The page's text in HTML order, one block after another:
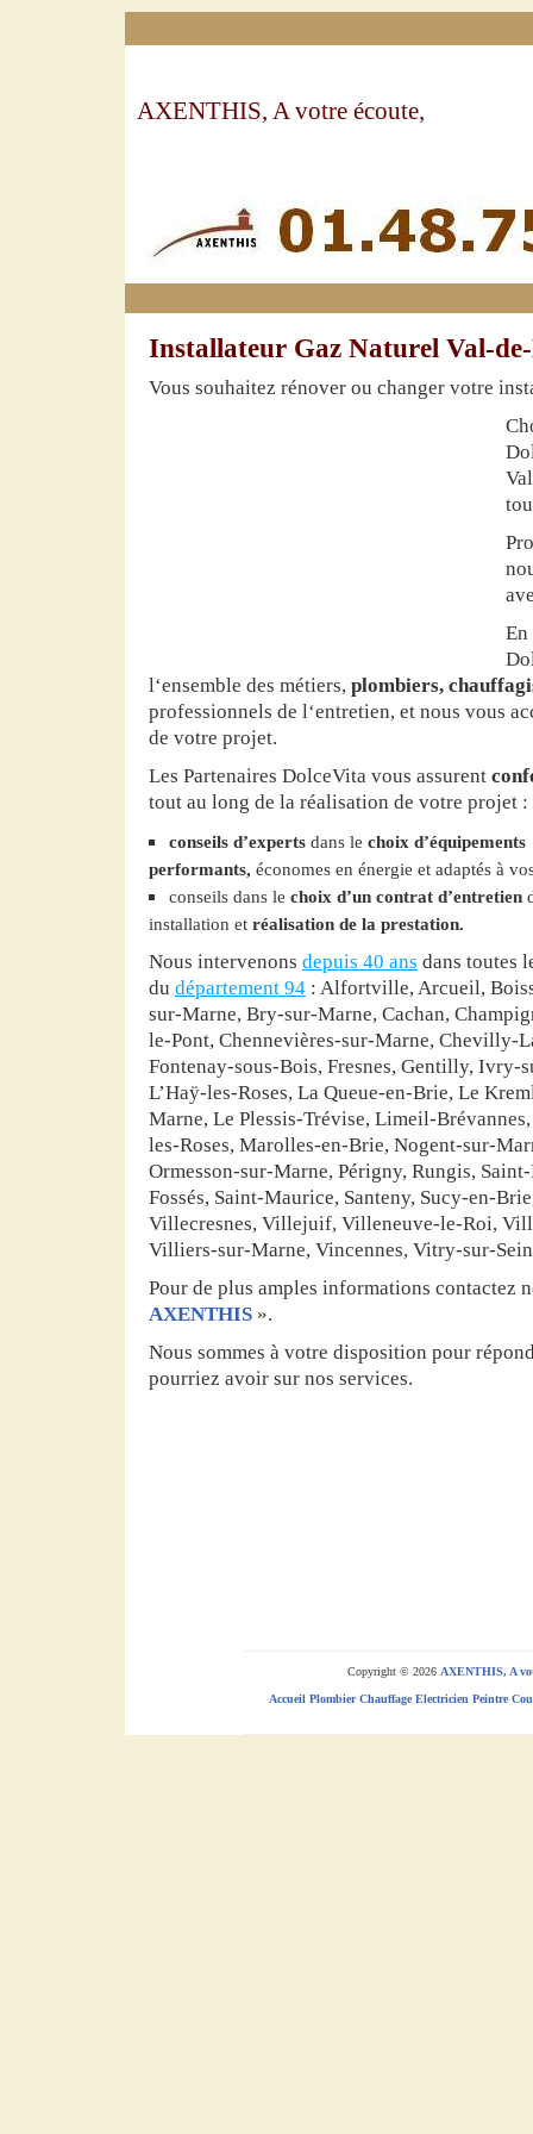
AXENTHIS, A votre écoute,
Installateur Gaz Naturel Val-
Vous souhaitez rénover ou changer votre
En
l‘ensemble des métiers, plombiers,
professionnels de l‘entretien, et nous vous
de votre projet.
Les Partenaires DolceVita vous assurent
tout au long de la réalisation de votre projet :
conseils d’experts dans lechoix d’équipements
performants, économes en énergie et adaptés à
conseils dans lechoix d’un contrat d’entretien
installation et réalisation de la prestation.
Nous intervenons depuis 40 ans dans toutes
du département 94 : Alfortville, Arcueil,
sur-Marne, Bry-sur-Marne, Cachan,
le-Pont, Chennevières-sur-Marne, Chevilly-
Fontenay-sous-Bois, Fresnes, Gentilly, Ivry-
L’Haÿ-les-Roses, La Queue-en-Brie, Le
Marne, Le Plessis-Trévise, Limeil-
les-Roses, Marolles-en-Brie, Nogent-sur-
Ormesson-sur-Marne, Périgny, Rungis,
Fossés, Saint-Maurice, Santeny, Sucy-en-
Villecresnes, Villejuif, Villeneuve-le-Roi,
Villiers-sur-Marne, Vincennes, Vitry-sur-
Pour de plus amples informations contactez
AXENTHIS ».
Nous sommes à votre disposition pour
pourriez avoir sur nos services.
Copyright © 2026 AXENTHIS, A
Accueil Plombier Chauffage Electricien Peintre